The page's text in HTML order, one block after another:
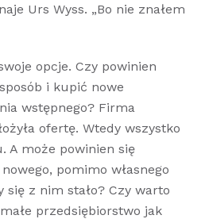
Urs Wyss. „Bo nie znałem
opcje. Czy powinien
i kupić nowe
wstępnego? Firma
ofertę. Wtedy wszystko
A może powinien się
pomimo własnego
się z nim stało? Czy warto
przedsiębiorstwo jak